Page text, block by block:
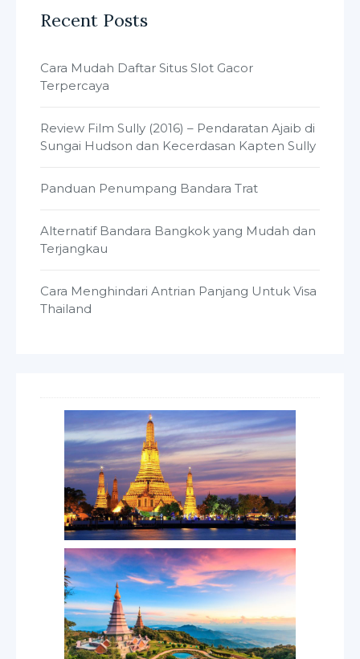
Recent Posts
Cara Mudah Daftar Situs Slot Gacor
Terpercaya
Review Film Sully (2016) – Pendaratan Ajaib di
Sungai Hudson dan Kecerdasan Kapten Sully
Panduan Penumpang Bandara Trat
Alternatif Bandara Bangkok yang Mudah dan
Terjangkau
Cara Menghindari Antrian Panjang Untuk Visa
Thailand